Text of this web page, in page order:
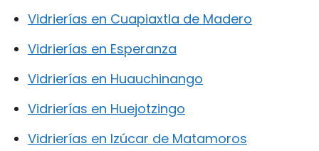
Vidrierías en Cuapiaxtla de Madero
Vidrierías en Esperanza
Vidrierías en Huauchinango
Vidrierías en Huejotzingo
Vidrierías en Izúcar de Matamoros